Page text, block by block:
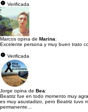
Verificada
Marcos opina de Marina:
Excelente persona y muy buen trato
Verificada
Jorge opina de Bea:
Beatriz fue en todo momento muy
es muy asustadizo, pero Beatriz tuvo
permanente...